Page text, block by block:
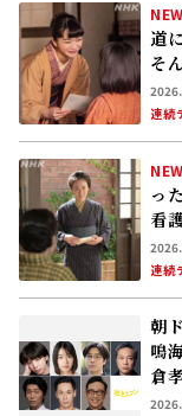
NEW
道
そ
る
連続
NEW
っ
看
分
連続
朝
鳴
倉
交